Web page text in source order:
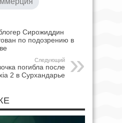
Сирожиддин
по подозрению в
Следующий
погибла после
2 в Сурхандарье